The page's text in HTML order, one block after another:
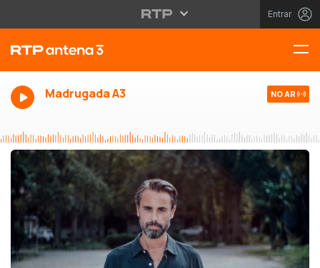
Entrar
Madrugada A3 NO AR